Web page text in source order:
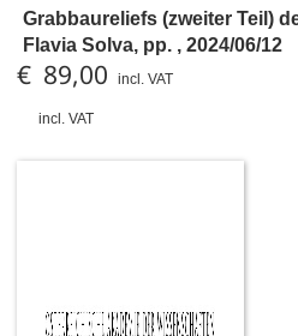
Grabbaureliefs (zweiter Teil)
Flavia Solva, pp. , 2024/06/12
€ 89,00 incl. VAT
incl. VAT